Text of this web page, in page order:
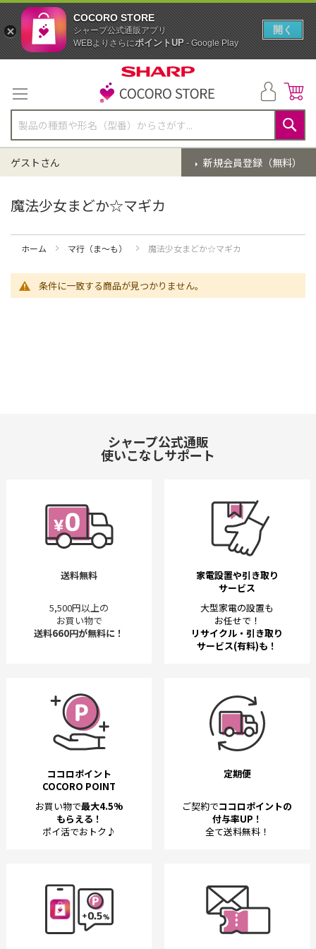
テ
ン
ツ
に
ス
キ
ッ
検
索
新規会員登録（無料）
ゲストさん
魔法少女まどか☆マギカ
ホーム マ行（ま～も） 魔法少女まどか☆マギカ
条件に一致する商品が見つかりません。
シャープ公式通販
使いこなしサポート
送料無料
5,500円以上の
お買い物で
送料660円が無料に！
家電設置や引き取り
サービス
大型家電の設置も
お任せで！
リサイクル・引き取り
サービス(有料)も！
ココロポイント
COCORO POINT
お買い物で最大4.5%
もらえる！
ポイ活でおトク♪
定期便
ご契約でココロポイントの
付与率UP！
全て送料無料！
COCORO STORE
シャープ公式通販アプリ
WEBよりさらにポイントUP- Google Play
開く